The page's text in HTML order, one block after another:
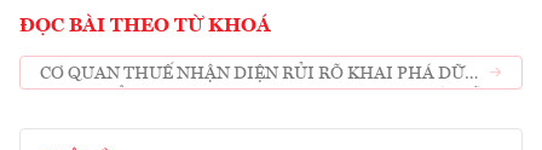
ĐỌC BÀI THEO TỪ KHOÁ
CƠ QUAN THUẾ NHẬN DIỆN RỦI RÕ KHAI PHÁ DỮ